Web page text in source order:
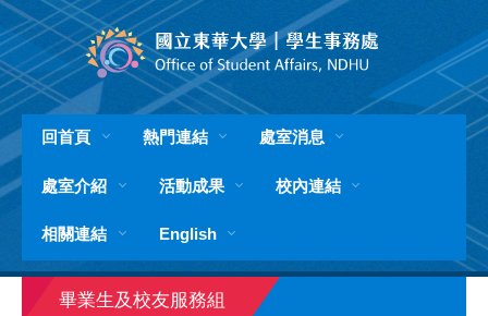
跳
到
主
要
內
容
區
回首頁 熱門連結 處室消息
處室介紹 活動成果 校內連結
相關連結 English
畢業生及校友服務組